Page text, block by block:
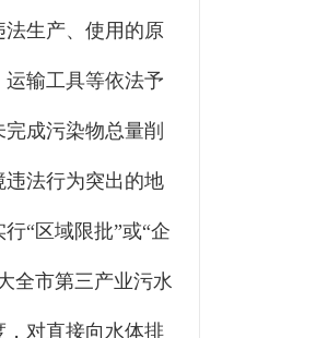
法生产、使用的原
输工具等依法予
完成污染物总量削
违法行为突出的地
“区域限批”或“企
全市第三产业污水
，对直接向水体排